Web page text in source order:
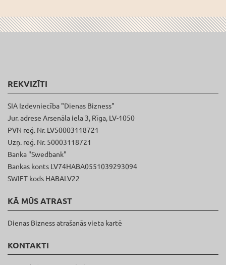
REKVIZĪTI
SIA Izdevniecība "Dienas Bizness"
Jur. adrese Arsenāla iela 3, Rīga, LV-1050
PVN reģ. Nr. LV50003118721
Uzņ. reģ. Nr. 50003118721
Banka "Swedbank"
Bankas konts LV74HABA0551039293094
SWIFT kods HABALV22
KĀ MŪS ATRAST
Dienas Bizness atrašanās vieta kartē
KONTAKTI